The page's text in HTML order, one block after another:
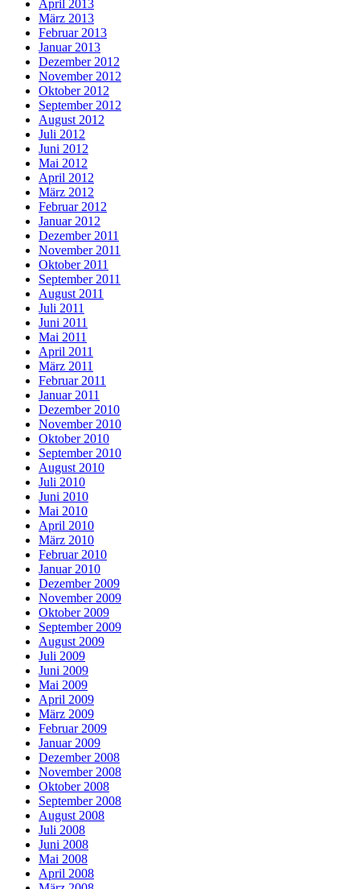
April 2013
März 2013
Februar 2013
Januar 2013
Dezember 2012
November 2012
Oktober 2012
September 2012
August 2012
Juli 2012
Juni 2012
Mai 2012
April 2012
März 2012
Februar 2012
Januar 2012
Dezember 2011
November 2011
Oktober 2011
September 2011
August 2011
Juli 2011
Juni 2011
Mai 2011
April 2011
März 2011
Februar 2011
Januar 2011
Dezember 2010
November 2010
Oktober 2010
September 2010
August 2010
Juli 2010
Juni 2010
Mai 2010
April 2010
März 2010
Februar 2010
Januar 2010
Dezember 2009
November 2009
Oktober 2009
September 2009
August 2009
Juli 2009
Juni 2009
Mai 2009
April 2009
März 2009
Februar 2009
Januar 2009
Dezember 2008
November 2008
Oktober 2008
September 2008
August 2008
Juli 2008
Juni 2008
Mai 2008
April 2008